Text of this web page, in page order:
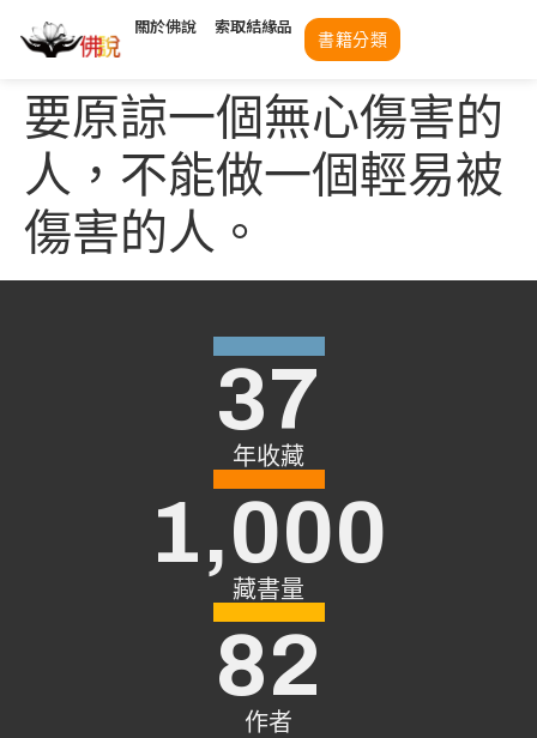
關於佛說 索取結緣品
書籍分類
要原諒一個無心傷害的
人，不能做一個輕易被
傷害的人。
年收藏
37
藏書量
1,000
作者
82